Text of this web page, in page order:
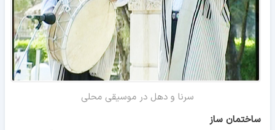
سرنا و دهل در موسیقی محلی
ساختمان ساز